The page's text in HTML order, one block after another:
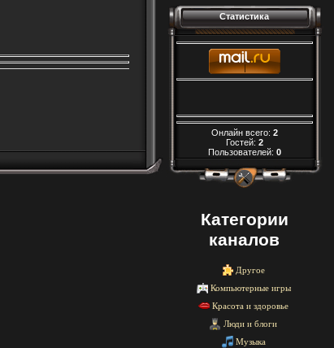
Статистика
Онлайн всего: 2
Гостей: 2
Пользователей: 0
Категории
каналов
Другое
Компьютерные игры
Красота и здоровье
Люди и блоги
Музыка